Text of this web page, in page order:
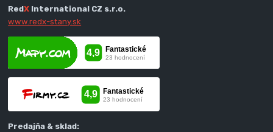
RedX International CZ s.r.o.
www.redx-stany.sk
Predajňa & sklad: